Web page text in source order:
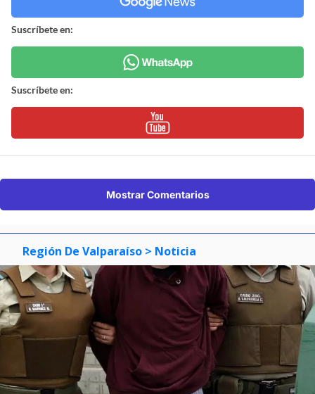
Suscríbete en:
Suscríbete en:
Mostrar Comentarios
Región De Valparaíso > Noticia